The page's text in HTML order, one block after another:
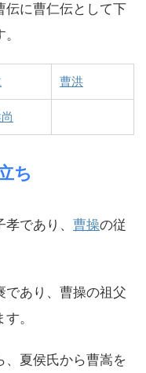
伝に曹仁伝として下
曹洪
ち
であり、 曹操の従
であり、曹操の祖父
。
、夏侯氏から曹嵩を